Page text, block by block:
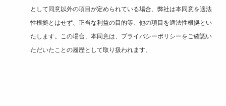
として同意以外の項目が定められている場合、弊社は本同意を適法
性根拠とはせず、正当な利益の目的等、他の項目を適法性根拠とい
たします。この場合、本同意は、プライバシーポリシーをご確認い
ただいたことの履歴として取り扱われます。